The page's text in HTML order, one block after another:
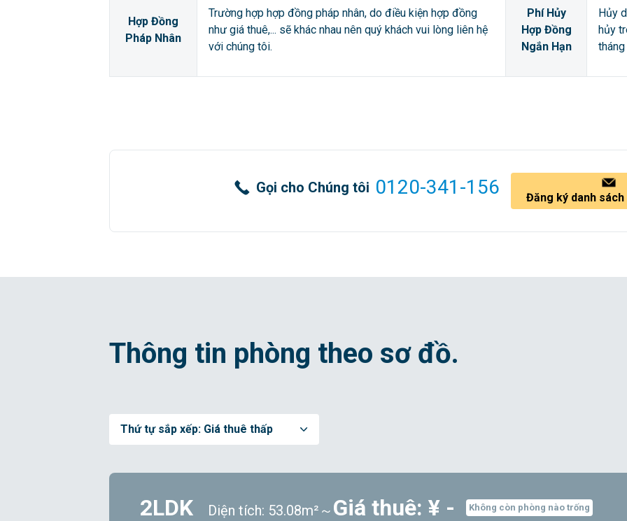
Hợp Đồng
Pháp Nhân
Trường hợp hợp đồng pháp nhân, do điều kiện hợp đồng
như giá thuê,... sẽ khác nhau nên quý khách vui lòng liên hệ
với chúng tôi.
Phí Hủy
Hợp Đồng
Ngắn Hạn
Hủy
hủy
tháng
Gọi cho Chúng tôi 0120-341-156 Đăng ký danh
Thông tin phòng theo sơ đồ.
Thứ tự sắp xếp: Giá thuê thấp
2LDK Diện tích: 53.08m²～ Giá thuê: ¥ - Không còn phòng nào trống